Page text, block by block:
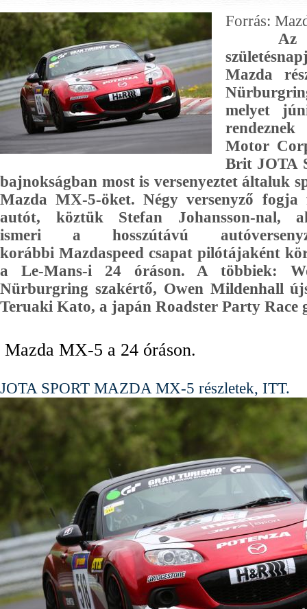
Forrás:
Az
Mazda
melyet
Motor
Brit JOTA
bajnokságban most is versenyeztet általuk
Mazda MX-5-öket. Négy versenyző fogja
autót, köztük Stefan Johansson-nal,
ismeri a hosszútávú
korábbi Mazdaspeed csapat pilótájaként
a Le-Mans-i 24 óráson. A többiek:
Nürburgring szakértő, Owen Mildenhall
Teruaki Kato, a japán Roadster Party Race
Mazda MX-5 a 24 óráson.
JOTA SPORT MAZDA MX-5 részletek, ITT.